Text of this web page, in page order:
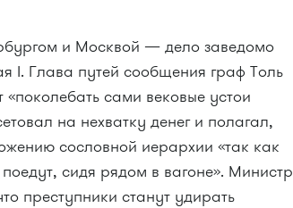
и Москвой — дело заведомо
I. Глава путей сообщения граф Толь
сами вековые устои
на нехватку денег и полагал,
сословной иерархии «так как
сидя рядом в вагоне». Министр
преступники станут удирать